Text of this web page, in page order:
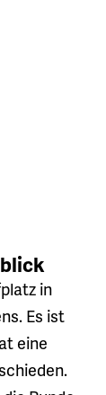
in
Es ist
eine